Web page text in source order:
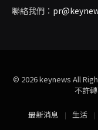
聯絡我們：
© 2026 keynews All
不許
最新消息 生活